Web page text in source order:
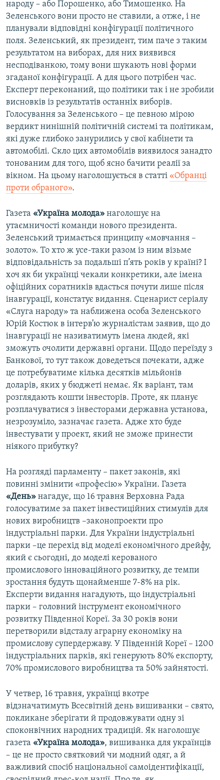
народу – або Порошенко, або Тимошенко. На
Зеленського вони просто не ставили, а отже, і не
планували відповідні конфігурації політичного
поля. Зеленський, як президент, тим паче з таким
результатом на виборах, для них виявився
несподіванкою, тому вони шукають нові форми
згаданої конфігурації. А для цього потрібен час.
Експерт переконаний, що політики так і не зробили
висновків із результатів останніх виборів.
Голосування за Зеленського – це певною мірою
вердикт нинішній політичній системі та політикам,
які дуже глибоко занурились у свої кабінети та
автомобілі. Скло цих автомобілів виявилося занадто
тонованим для того, щоб ясно бачити реалії за
вікном. На цьому наголошується в статті «Обранці
проти обраного».
Газета «Україна молода» наголошує на
утаємничості команди нового президента.
Зеленський тримається принципу «мовчання –
золото». То хто ж усе-таки разом iз ним візьме
відповідальність за подальші п’ять років у країні? І
хоч як би українці чекали конкретики, але імена
офіційних соратників вдасться почути лише після
інавгурації, констатує видання. Сценарист серіалу
«Слуга народу» та наближена особа Зеленського
Юрій Костюк в інтерв’ю журналістам заявив, що до
інавгурації не називатимуть імена людей, які
зможуть очолити державні органи. Щодо переїзду з
Банкової, то тут також доведеться почекати, адже
це потребуватиме кілька десятків мільйонів
доларів, яких у бюджеті немає. Як варіант, там
розглядають кошти інвесторів. Проте, як планує
розплачуватися з інвесторами державна установа,
незрозуміло, зазначає газета. Адже хто буде
інвестувати у проект, який не зможе принести
ніякого прибутку?
На розгляді парламенту – пакет законів, які
повинні змінити «професію» України. Газета
«День» нагадує, що 16 травня Верховна Рада
голосуватиме за пакет інвестиційних стимулів для
нових виробництв –законопроекти про
індустріальні парки. Для України індустріальні
парки –це перехід від моделі економічного дрейфу,
який є сьогодні, до моделі керованого
промислового інноваційного розвитку, де темпи
зростання будуть щонайменше 7-8% на рік.
Експерти видання нагадують, що індустріальні
парки – головний інструмент економічного
розвитку Південної Кореї. За 30 років вони
перетворили відсталу аграрну економіку на
промислову супердержаву. У Південній Кореї – 1200
індустріальних парків, які генерують 80% експорту,
70% промислового виробництва та 50% зайнятості.
У четвер, 16 травня, українці вкотре
відзначатимуть Всесвітній день вишиванки – свято,
покликане зберігати й продовжувати одну зi
споконвічних народних традицій. Як наголошує
газета «Україна молода», вишиванка для українців
– це не просто святковий чи модний одяг, а й
важливий спосіб національної самоідентифікації,